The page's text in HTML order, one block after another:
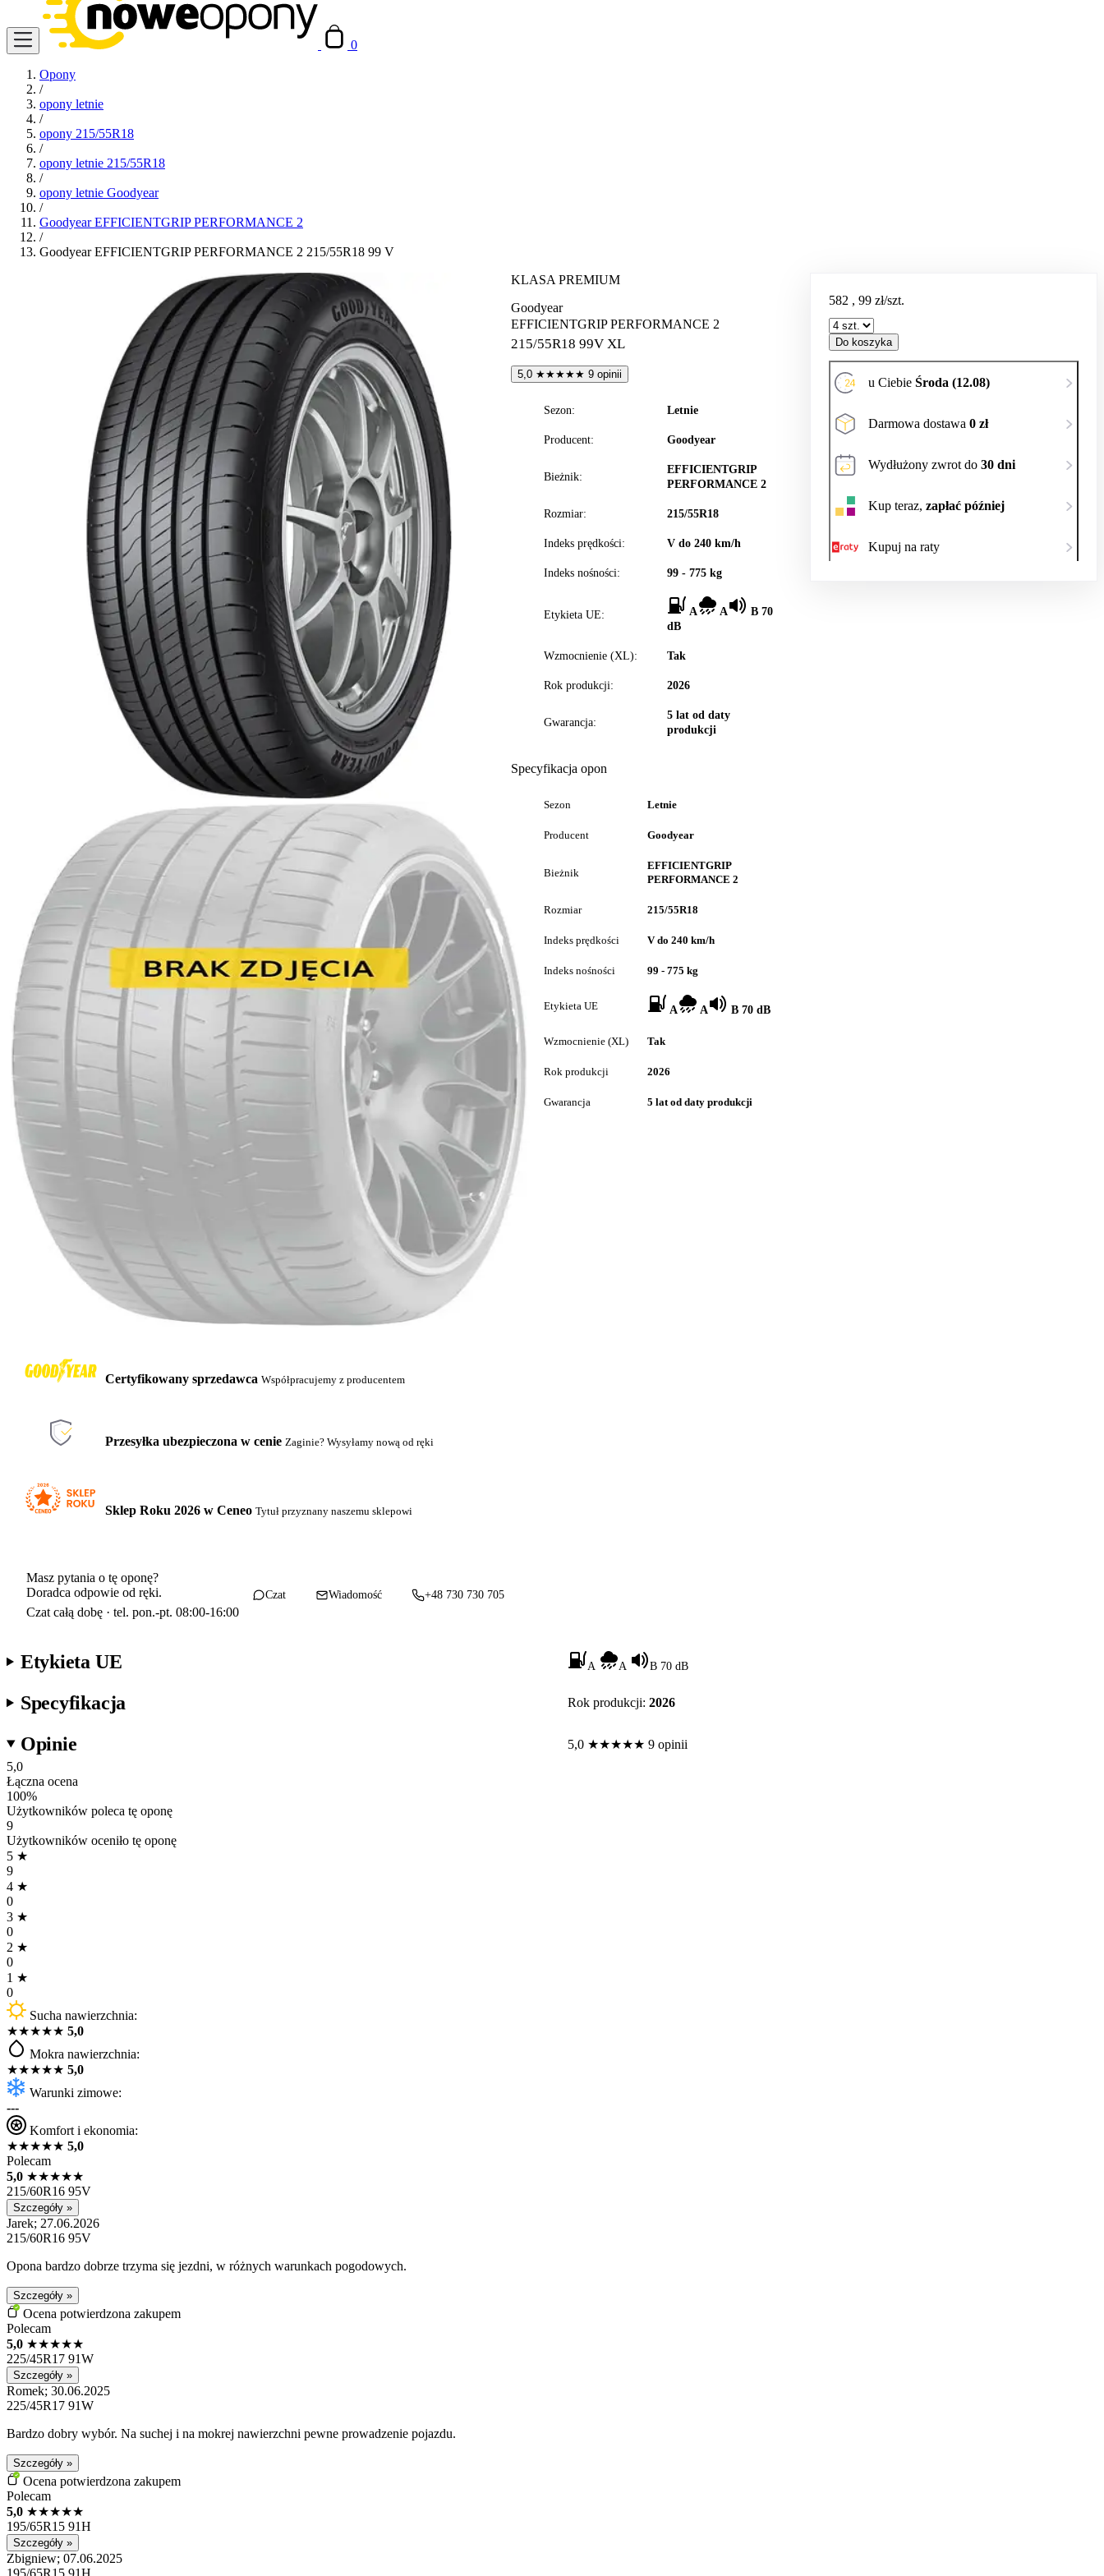
0
Opony
/
opony letnie
/
opony 215/55R18
/
opony letnie 215/55R18
/
opony letnie Goodyear
/
Goodyear EFFICIENTGRIP PERFORMANCE 2
/
Goodyear EFFICIENTGRIP PERFORMANCE 2 215/55R18 99 V
KLASA PREMIUM
Goodyear
EFFICIENTGRIP PERFORMANCE 2
215/55R18 99V XL
5,0 ★★★★★ 9 opinii
Sezon: Letnie
Producent: Goodyear
Bieżnik:
EFFICIENTGRIP
PERFORMANCE 2
Rozmiar: 215/55R18
Indeks prędkości: V do 240 km/h
Indeks nośności: 99 - 775 kg
Etykieta UE: A A
B 70
dB
Wzmocnienie (XL): Tak
Rok produkcji: 2026
Gwarancja:
5 lat od daty
produkcji
Specyfikacja opon
Sezon Letnie
Producent Goodyear
Bieżnik
EFFICIENTGRIP
PERFORMANCE 2
Rozmiar 215/55R18
Indeks prędkości V do 240 km/h
Indeks nośności 99 - 775 kg
Etykieta UE A A B 70 dB
Wzmocnienie (XL) Tak
Rok produkcji 2026
Gwarancja 5 lat od daty produkcji
582 , 99 zł/szt.
Do koszyka
u Ciebie Środa (12.08)
Darmowa dostawa 0 zł
Wydłużony zwrot do 30 dni
Kup teraz, zapłać później
Kupuj na raty
Certyfikowany sprzedawca Współpracujemy z producentem
Przesyłka ubezpieczona w cenie Zaginie? Wysyłamy nową od ręki
Sklep Roku 2026 w Ceneo Tytuł przyznany naszemu sklepowi
Masz pytania o tę oponę?
Doradca odpowie od ręki.
Czat całą dobę · tel. pon.-pt. 08:00-16:00
Czat Wiadomość +48 730 730 705
Etykieta UE A A B 70 dB
Specyfikacja Rok produkcji: 2026
Opinie 5,0 ★★★★★ 9 opinii
5,0
Łączna ocena
100%
Użytkowników poleca tę oponę
9
Użytkowników oceniło tę oponę
5 ★
9
4 ★
0
3 ★
0
2 ★
0
1 ★
0
Sucha nawierzchnia:
★★★★★ 5,0
Mokra nawierzchnia:
★★★★★ 5,0
Warunki zimowe:
---
Komfort i ekonomia:
★★★★★ 5,0
Polecam
5,0 ★★★★★
215/60R16 95V
Szczegóły »
Jarek; 27.06.2026
215/60R16 95V
Opona bardzo dobrze trzyma się jezdni, w różnych warunkach pogodowych.
Szczegóły »
Ocena potwierdzona zakupem
Polecam
5,0 ★★★★★
225/45R17 91W
Szczegóły »
Romek; 30.06.2025
225/45R17 91W
Bardzo dobry wybór. Na suchej i na mokrej nawierzchni pewne prowadzenie pojazdu.
Szczegóły »
Ocena potwierdzona zakupem
Polecam
5,0 ★★★★★
195/65R15 91H
Szczegóły »
Zbigniew; 07.06.2025
195/65R15 91H